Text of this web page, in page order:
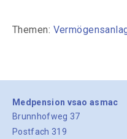
Themen:
Medpension vsao asmac
Brunnhofweg 37
Postfach 319